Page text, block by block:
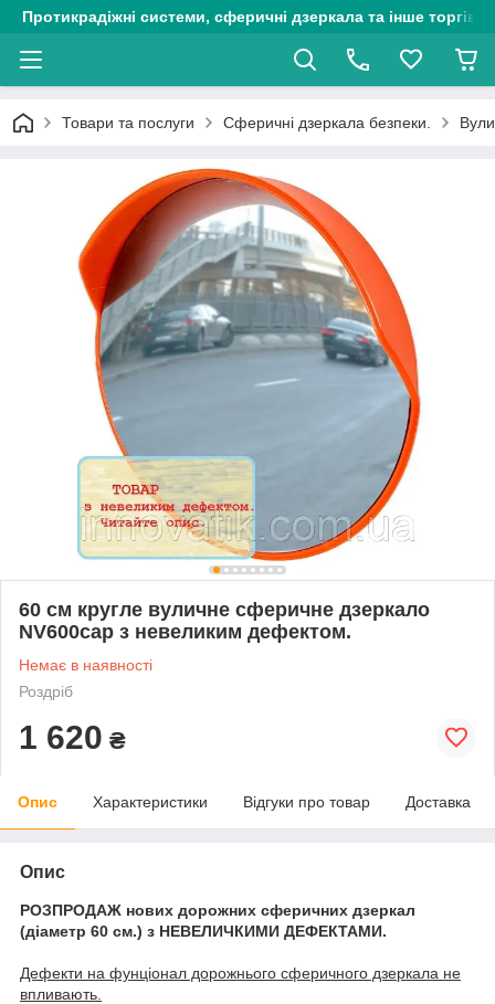
Протикрадіжні системи, сферичні дзеркала та інше
Товари та послуги Сферичні дзеркала безпеки.
60 см кругле вуличне сферичне дзеркало
NV600cap з невеликим дефектом.
Немає в наявності
Роздріб
1 620 ₴
Опис Характеристики Відгуки про товар Доставка
Опис
РОЗПРОДАЖ нових дорожних сферичних дзеркал
(діаметр 60 см.) з НЕВЕЛИЧКИМИ ДЕФЕКТАМИ.
Дефекти на фунціонал дорожнього сферичного дзеркала не
впливають.